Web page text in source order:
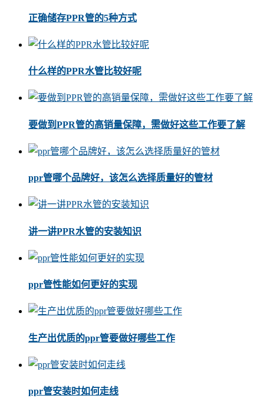
正确储存PPR管的5种方式
什么样的PPR水管比较好呢
要做到PPR管的高销量保障，需做好这些工作要了解
ppr管哪个品牌好，该怎么选择质量好的管材
讲一讲PPR水管的安装知识
ppr管性能如何更好的实现
生产出优质的ppr管要做好哪些工作
ppr管安装时如何走线